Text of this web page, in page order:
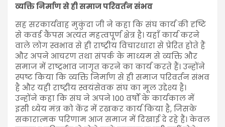
व्यक्ति निर्माण से ही समाज परिवर्तन संभव
सह सरकार्यवाह मुकुंदा जी ने कहा कि संघ कार्य की दृष्टि
से कवर्ड कैंपस अत्यंत महत्वपूर्ण क्षेत्र है। यहाँ कार्य करने
वाले लोग स्वभाव से ही राष्ट्रीय विचारधारा से प्रेरित होते हैं
और अपने आचरण तथा संपर्क के माध्यम से व्यक्ति और
समाज में राष्ट्रभाव जागृत करने का कार्य करते हैं। उन्होंने
स्पष्ट किया कि व्यक्ति निर्माण से ही समाज परिवर्तन संभव
है और यही राष्ट्रीय स्वयंसेवक संघ का मूल उद्देश्य है।
उन्होंने कहा कि संघ ने अपने 100 वर्षों के कार्यकाल में
इसी ध्येय मंत्र को केंद्र में रखकर कार्य किया है, जिसके
सकारात्मक परिणाम आज समाज में दिखाई दे रहे हैं। केवल